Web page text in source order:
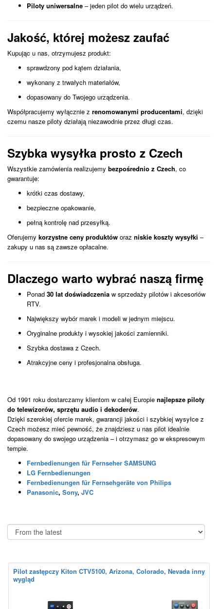
Piloty uniwersalne – jeden pilot do wielu urządzeń.
Jakość, której możesz zaufać
Kupując u nas, otrzymujesz produkt:
sprawdzony pod kątem działania,
wykonany z trwałych materiałów,
dopasowany do Twojego urządzenia.
Współpracujemy wyłącznie z renomowanymi producentami, dzięki
czemu nasze piloty działają niezawodnie przez długi czas.
Szybka wysyłka prosto z Czech
Wszystkie zamówienia realizujemy bezpośrednio z Czech, co
gwarantuje:
krótki czas dostawy,
bezpieczne opakowanie,
pełną kontrolę nad przesyłką.
Oferujemy korzystne ceny produktów oraz niskie koszty wysyłki –
zakupy u nas są zawsze opłacalne.
Dlaczego warto wybrać naszą firmę
Ponad 30 lat doświadczenia w sprzedaży pilotów i akcesoriów
RTV.
Największy wybór marek i modeli w jednym miejscu.
Oryginalne produkty i wysokiej jakości zamienniki.
Szybka dostawa z Czech.
Atrakcyjne ceny i profesjonalna obsługa.
Od 1991 roku dostarczamy klientom w całej Europie najlepsze piloty
do telewizorów, sprzętu audio i dekoderów.
Dzięki szerokiej ofercie marek, gwarancji jakości i szybkiej wysyłce z
Czech możesz mieć pewność, że znajdziesz u nas pilot idealnie
dopasowany do swojego urządzenia – i otrzymasz go w ekspresowym
tempie.
Fernbedienungen für Fernseher SAMSUNG
LG Fernbedienungen
Fernbedienungen für Fernsehgeräte von Philips
Panasonic, Sony, JVC
Pilot zastępczy Kiton CTV5100, Arizona, Colorado, Nevada inny
wygląd